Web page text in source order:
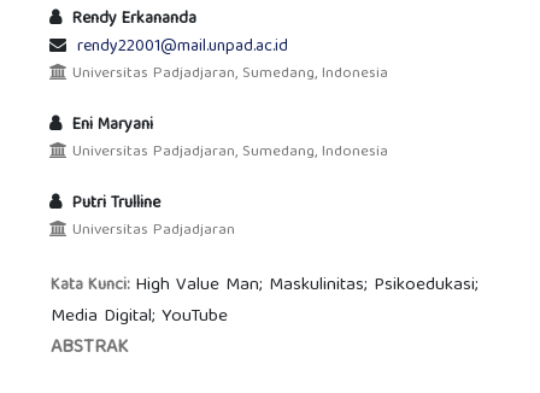
Rendy Erkananda
rendy22001@mail.unpad.ac.id
Universitas Padjadjaran, Sumedang, Indonesia
Eni Maryani
Universitas Padjadjaran, Sumedang, Indonesia
Putri Trulline
Universitas Padjadjaran
Kata Kunci: High Value Man; Maskulinitas; Psikoedukasi;
Media Digital; YouTube
ABSTRAK